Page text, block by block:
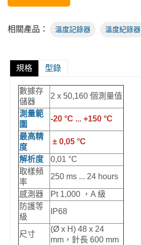
相關產品： 溫度記錄器 溫度紀錄器
規格 型錄
數據存
儲器
2 x 50,160 個測量值
測量範
圍
-20 °C ... +150 °C
最高精
度
± 0,05 °C
解析度
0,01 °C
取樣頻
率
250 ms ... 24 hours
感測器
Pt 1,000 ，A 級
防護等
級
IP68
尺寸
(Ø x H) 48 x 24
mm，針長 600 mm